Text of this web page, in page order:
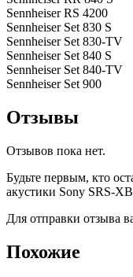
Sennheiser RS 4200
Sennheiser Set 830 S
Sennheiser Set 830-TV
Sennheiser Set 840 S
Sennheiser Set 840-TV
Sennheiser Set 900
Отзывы
Отзывов пока нет.
Будьте первым, кто
акустики Sony SRS-
Для отправки отзыва
Похожие